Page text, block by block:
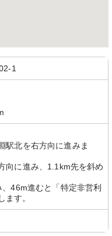
1
駅北を右方向に進みま
向に進み、1.1km先を斜め
46m進むと「特定非営利
ます。